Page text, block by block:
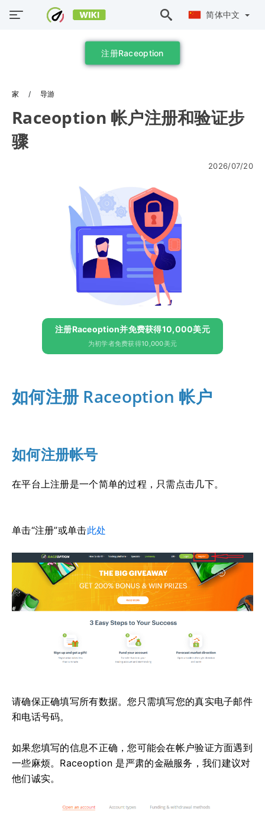
简体中文
注册Raceoption
家 导游
Raceoption 帐户注册和验证步
骤
2026/07/20
注册Raceoption并免费获得10,000美元
为初学者免费获得10,000美元
如何注册 Raceoption 帐户
如何注册帐号
在平台上注册是一个简单的过程，只需点击几下。
单击“注册”或单击此处
请确保正确填写所有数据。您只需填写您的真实电子邮件
和电话号码。
如果您填写的信息不正确，您可能会在帐户验证方面遇到
一些麻烦。 Raceoption 是严肃的金融服务，我们建议对
他们诚实。